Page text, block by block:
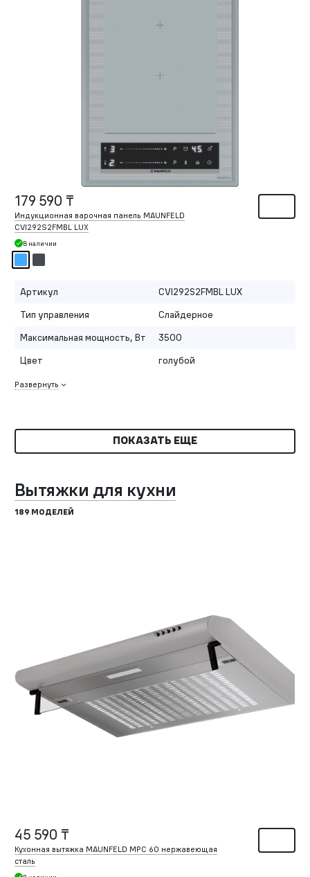
179 590 ₸
Индукционная варочная панель MAUNFELD
CVI292S2FMBL LUX
В наличии
Артикул
CVI292S2FMBL LUX
Тип управления
Слайдерное
Максимальная мощность, Вт
3500
Цвет
голубой
Развернуть
ПОКАЗАТЬ ЕЩЕ
Вытяжки для кухни
189 МОДЕЛЕЙ
45 590 ₸
Кухонная вытяжка MAUNFELD MPC 60 нержавеющая
сталь